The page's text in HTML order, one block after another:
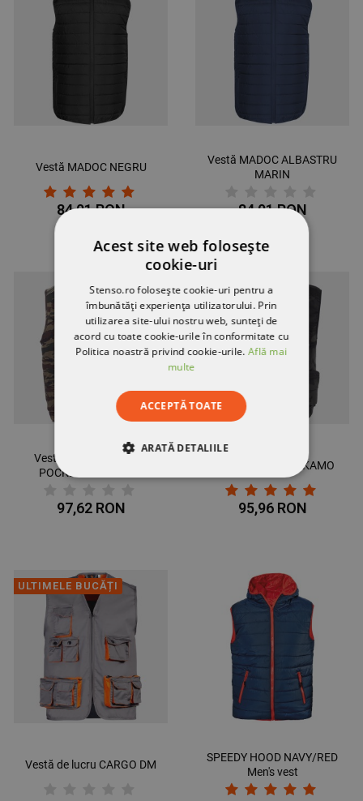
Vestă MADOC NEGRU
84,01 RON
Vestă MADOC ALBASTRU
MARIN
84,01 RON
Vestă de lucru PAYPER
POCKET CAMUFLAJ
97,62 RON
ULTIMELE BUCĂȚI
Vestă de camuflaj KAMO
95,96 RON
ULTIMELE BUCĂȚI
Vestă de lucru CARGO DM
SPEEDY HOOD NAVY/RED
Mеn's vest
Acest site web folosește
cookie-uri
Stenso.ro folosește cookie-uri pentru a
îmbunătăți experiența utilizatorului. Prin
utilizarea site-ului nostru web, sunteți de
acord cu toate cookie-urile în conformitate cu
Politica noastră privind cookie-urile.Află mai
multe
ACCEPTĂ TOATE
ARATĂ DETALIILE
DE FUNCŢIONALITATE
NECLASIFICATE